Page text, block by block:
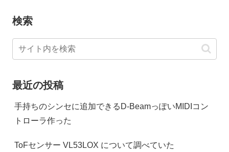
検索
最近の投稿
手持ちのシンセに追加できるD-BeamっぽいMIDIコン
トローラ作った
ToFセンサー VL53LOX について調べていた